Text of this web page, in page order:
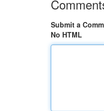
Submit a
No HTML